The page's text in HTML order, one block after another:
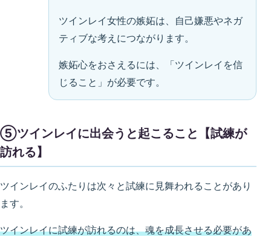
ツインレイ女性の嫉妬は、自己嫌悪やネガ
ティブな考えにつながります。
嫉妬心をおさえるには、「ツインレイを信
じること」が必要です。
⑤ツインレイに出会うと起こること【試練が
訪れる】
ツインレイのふたりは次々と試練に見舞われることがあり
ます。
ツインレイに試練が訪れるのは、魂を成長させる必要があ